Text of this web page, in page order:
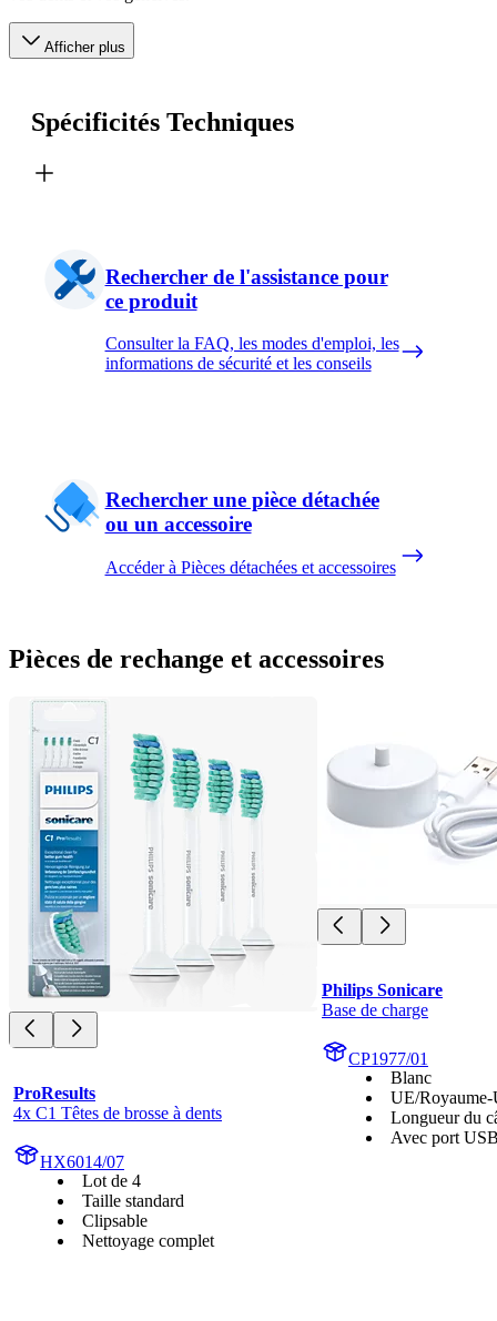
Afficher plus
Spécificités Techniques
Rechercher de l'assistance pour
ce produit
Consulter la FAQ, les modes d'emploi, les
informations de sécurité et les conseils
Rechercher une pièce détachée
ou un accessoire
Accéder à Pièces détachées et accessoires
Pièces de rechange et accessoires
ProResults
4x C1 Têtes de brosse à dents
HX6014/07
Lot de 4
Taille standard
Clipsable
Nettoyage complet
Philips Sonicare
Base de charge
CP1977/01
Blanc
UE/
Longueur du
Avec port